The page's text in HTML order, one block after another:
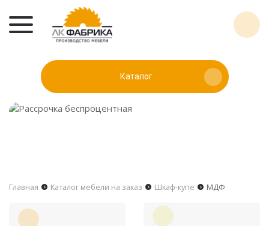
Каталог
Главная Каталог мебели на заказ Шкаф-купе МДФ